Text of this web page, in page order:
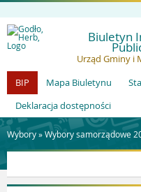
Biuletyn
Urząd Gminy i
BIP
Mapa Biuletynu
Deklaracja dostępności
Wybory »Wybory samorządowe